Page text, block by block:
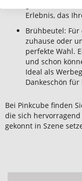
Erlebnis, das
Brühbeutel:
zuhause oder
perfekte Wahl.
und schon
Ideal als
Dankeschön
Bei Pinkcube finden
die sich
gekonnt in Szene